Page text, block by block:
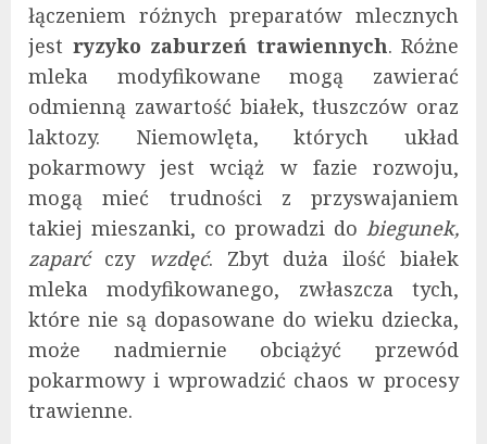
łączeniem różnych preparatów mlecznych
jest ryzyko zaburzeń trawiennych. Różne
mleka modyfikowane mogą zawierać
odmienną zawartość białek, tłuszczów oraz
laktozy. Niemowlęta, których układ
pokarmowy jest wciąż w fazie rozwoju,
mogą mieć trudności z przyswajaniem
takiej mieszanki, co prowadzi do biegunek,
zaparćczy wzdęć. Zbyt duża ilość białek
mleka modyfikowanego, zwłaszcza tych,
które nie są dopasowane do wieku dziecka,
może nadmiernie obciążyć przewód
pokarmowy i wprowadzić chaos w procesy
trawienne.